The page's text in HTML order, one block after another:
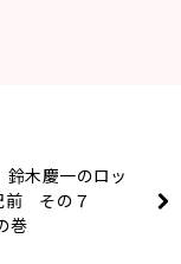
木慶一のロッ
前 その７
巻